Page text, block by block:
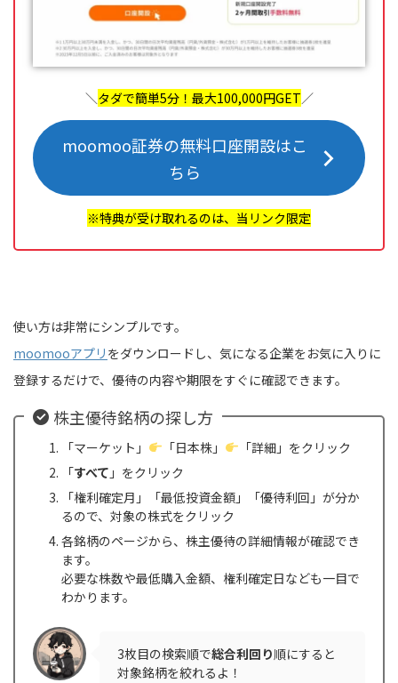
＼タダで簡単5分！最大100,000円GET／
moomoo証券の無料口座開設はこ
ちら
※特典が受け取れるのは、当リンク限定
使い方は非常にシンプルです。
moomooアプリ をダウンロードし、気になる企業をお気に入りに
登録するだけで、優待の内容や期限をすぐに確認できます。
株主優待銘柄の探し方
「マーケット」 「日本株」
「詳細」をクリック
「すべて 」をクリック
「権利確定月」「最低投資金額」「優待利回」が分か
るので、対象の株式をクリック
各銘柄のページから、株主優待の詳細情報が確認でき
ます。
必要な株数や最低購入金額、権利確定日なども一目で
わかります。
3枚目の検索順で総合利回り順にすると
対象銘柄を絞れるよ！